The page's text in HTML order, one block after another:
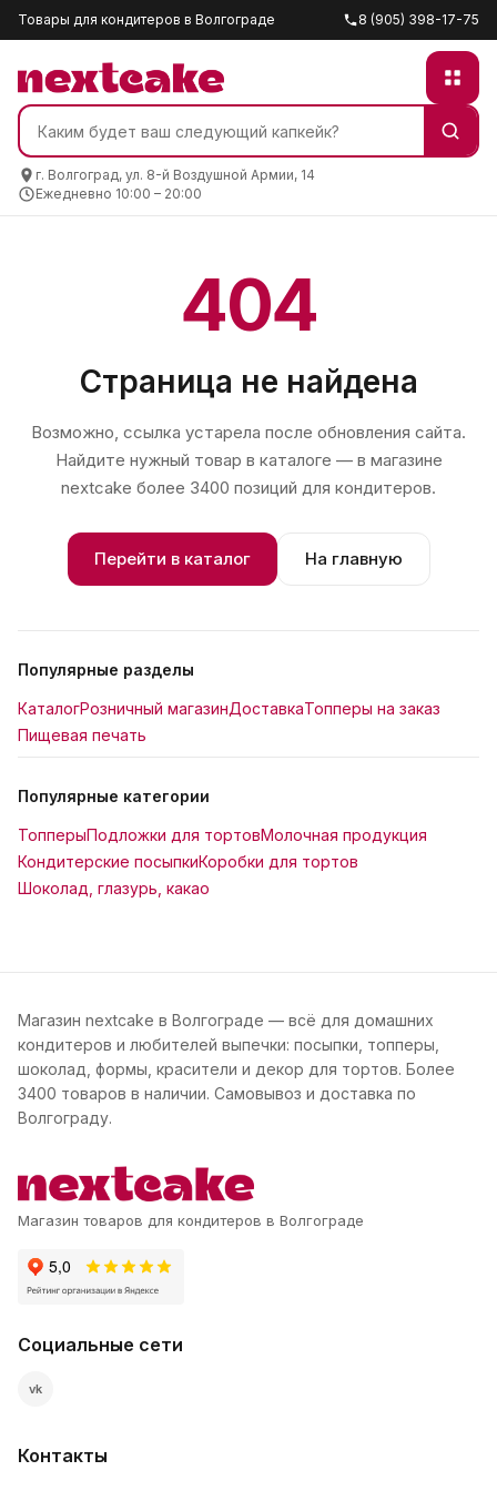
Товары для кондитеров в Волгограде 8 (905) 398-17-75
г. Волгоград, ул. 8-й Воздушной Армии, 14
Ежедневно 10:00 – 20:00
404
Страница не найдена
Возможно, ссылка устарела после обновления сайта.
Найдите нужный товар в каталоге — в магазине
nextcake более 3400 позиций для кондитеров.
Перейти в каталог На главную
Популярные разделы
КаталогРозничный магазинДоставкаТопперы на заказ
Пищевая печать
Популярные категории
ТопперыПодложки для тортовМолочная продукция
Кондитерские посыпкиКоробки для тортов
Шоколад, глазурь, какао
Магазин nextcake в Волгограде — всё для домашних
кондитеров и любителей выпечки: посыпки, топперы,
шоколад, формы, красители и декор для тортов. Более
3400 товаров в наличии. Самовывоз и доставка по
Волгограду.
Магазин товаров для кондитеров в Волгограде
Социальные сети
vk
Контакты